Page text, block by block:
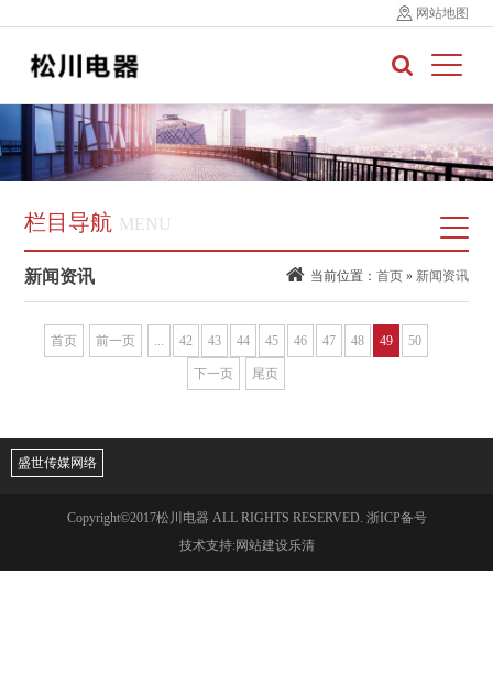
网站地图
栏目导航 MENU
新闻资讯 当前位置： 首页 » 新闻资讯
首页 前一页 ... 42 43 44 45 46 47 48 49 50
下一页 尾页
盛世传媒网络
Copyright©2017松川电器 ALL RIGHTS RESERVED. 浙ICP备号
技术支持:网站建设乐清